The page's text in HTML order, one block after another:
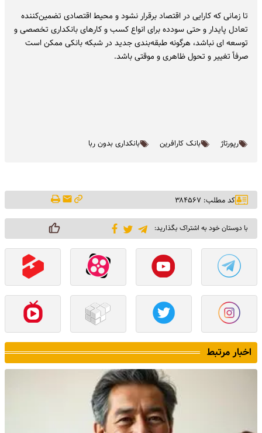
تا زمانی که کارایی در اقتصاد برقرار نشود و محیط اقتصادی تضمین‌کننده
تعادل پایدار و حتی سودده برای انواع کسب و کارهای بانکداری تخصصی و
توسعه ای نباشد، هرگونه طبقه‌بندی جدید در شبکه بانکی ممکن است
صرفاً تغییر و تحول ظاهری و موقتی باشد.
رپورتاژ بانک کارافرین بانکداری بدون ربا
کد مطلب: ۳۸۴۵۶۷
با دوستان خود به اشتراک بگذارید:
اخبار مرتبط